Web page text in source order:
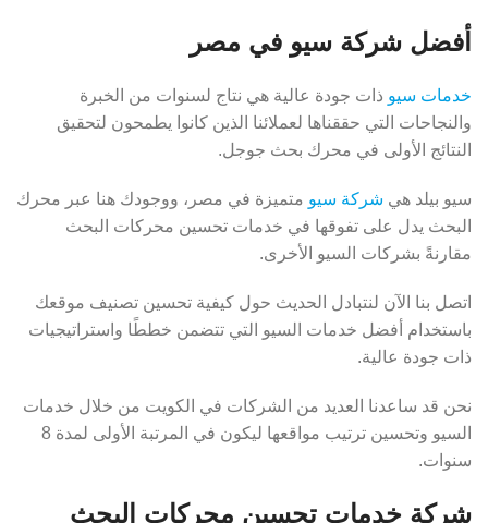
أفضل شركة سيو في مصر
خدمات سيو ذات جودة عالية هي نتاج لسنوات من الخبرة
والنجاحات التي حققناها لعملائنا الذين كانوا يطمحون لتحقيق
النتائج الأولى في محرك بحث جوجل.
سيو بيلد هي شركة سيو متميزة في مصر، ووجودك هنا عبر محرك
البحث يدل على تفوقها في خدمات تحسين محركات البحث
مقارنةً بشركات السيو الأخرى.
اتصل بنا الآن لنتبادل الحديث حول كيفية تحسين تصنيف موقعك
باستخدام أفضل خدمات السيو التي تتضمن خططًا واستراتيجيات
ذات جودة عالية.
نحن قد ساعدنا العديد من الشركات في الكويت من خلال خدمات
السيو وتحسين ترتيب مواقعها ليكون في المرتبة الأولى لمدة 8
سنوات.
شركة خدمات تحسين محركات البحث